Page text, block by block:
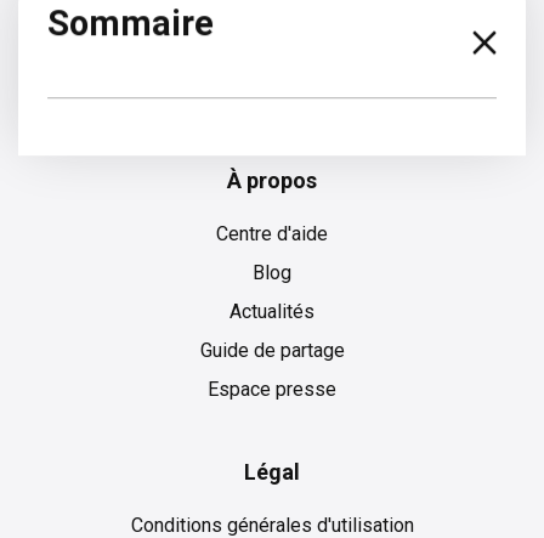
Sommaire
À propos
Centre d'aide
Blog
Actualités
Guide de partage
Espace presse
Légal
Conditions générales d'utilisation